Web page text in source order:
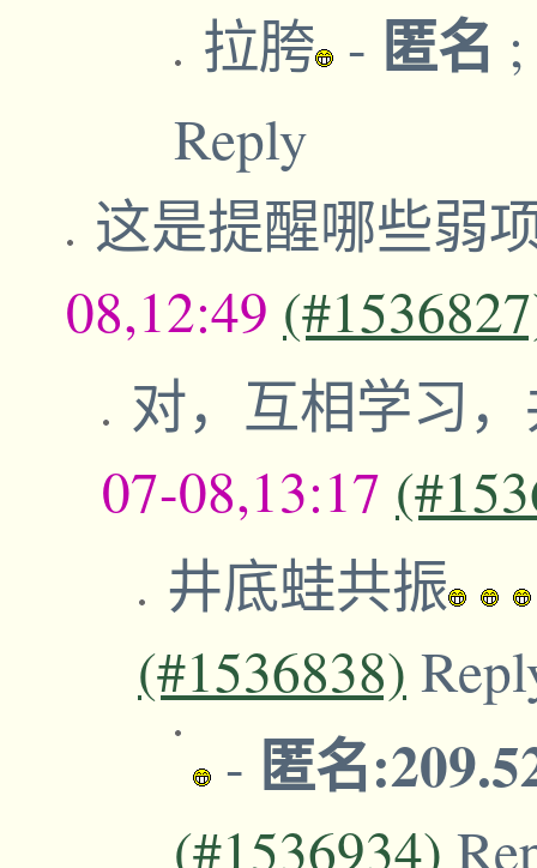
拉胯 - 匿名 ;
Reply
这是提醒哪些弱
08,12:49
对，互相学习
07-08,13:17
井底蛙共振
(#1536838)
- 匿名
(#1536934)